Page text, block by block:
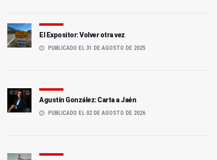
El Expositor: Volver otra vez
PUBLICADO EL 31 DE AGOSTO DE 2025
Agustín González: Carta a Jaén
PUBLICADO EL 02 DE AGOSTO DE 2026